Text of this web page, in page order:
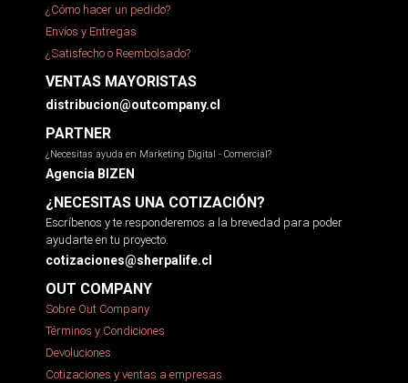
¿Cómo hacer un pedido?
Envíos y Entregas
¿Satisfecho o Reembolsado?
VENTAS MAYORISTAS
distribucion@outcompany.cl
PARTNER
¿Necesitas ayuda en Marketing Digital - Comercial?
Agencia BIZEN
¿NECESITAS UNA COTIZACIÓN?
Escríbenos y te responderemos a la brevedad para poder
ayudarte en tu proyecto.
cotizaciones@sherpalife.cl
OUT COMPANY
Sobre Out Company
Términos y Condiciones
Devoluciones
Cotizaciones y ventas a empresas